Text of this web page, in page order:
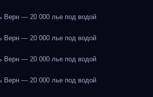
— 20 000 лье под водой
— 20 000 лье под водой
— 20 000 лье под водой
— 20 000 лье под водой